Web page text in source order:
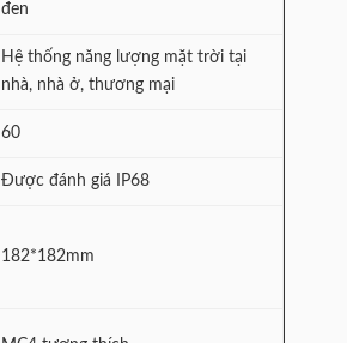
đen
Hệ thống năng lượng mặt trời tại
nhà, nhà ở, thương mại
60
Được đánh giá IP68
182*182mm